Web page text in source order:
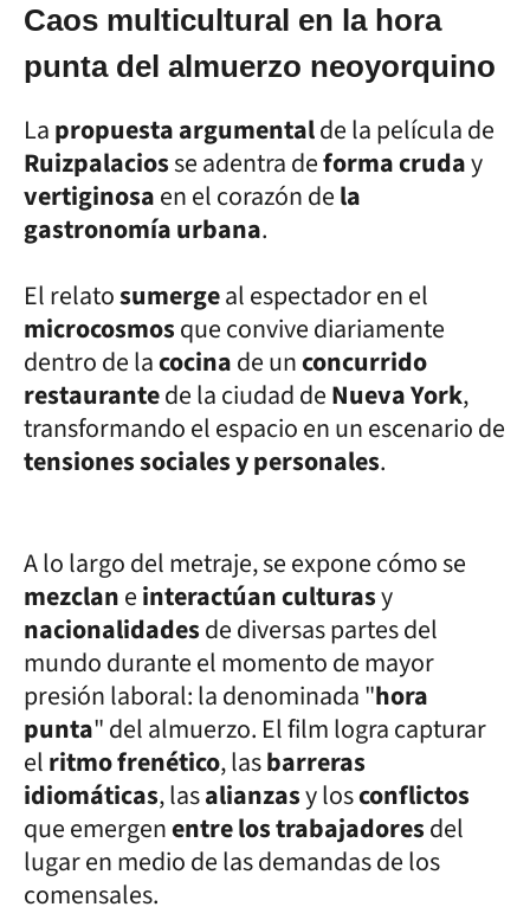
Caos multicultural en la hora
punta del almuerzo neoyorquino
Lapropuesta argumentalde la película de
Ruizpalaciosse adentra deforma cruday
vertiginosaen el corazón dela
gastronomía urbana.
El relatosumergeal espectador en el
microcosmosque convive diariamente
dentro de lacocinade unconcurrido
restaurantede la ciudad deNueva York,
transformando el espacio en un escenario de
tensiones sociales y personales.
A lo largo del metraje, se expone cómo se
mezclaneinteractúan culturasy
nacionalidadesde diversas partes del
mundo durante el momento de mayor
presión laboral: la denominada "hora
punta" del almuerzo. El film logra capturar
elritmo frenético, lasbarreras
idiomáticas, lasalianzasy losconflictos
que emergenentre los trabajadoresdel
lugar en medio de las demandas de los
comensales.